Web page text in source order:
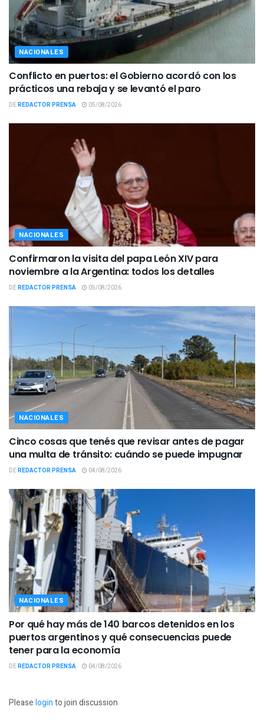
NACIONALES
Conflicto en puertos: el Gobierno acordó con los
prácticos una rebaja y se levantó el paro
DEREDACTOR PRENSA 05/08/2026
NACIONALES
Confirmaron la visita del papa León XIV para
noviembre a la Argentina: todos los detalles
DEREDACTOR PRENSA 05/08/2026
NACIONALES
Cinco cosas que tenés que revisar antes de pagar
una multa de tránsito: cuándo se puede impugnar
DEREDACTOR PRENSA 04/08/2026
NACIONALES
Por qué hay más de 140 barcos detenidos en los
puertos argentinos y qué consecuencias puede
tener para la economía
DEREDACTOR PRENSA 04/08/2026
Pleaseloginto join discussion